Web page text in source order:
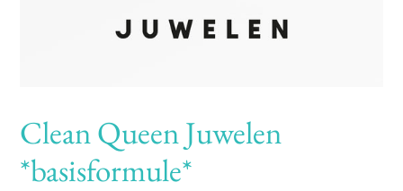
Clean Queen Juwelen
*basisformule*